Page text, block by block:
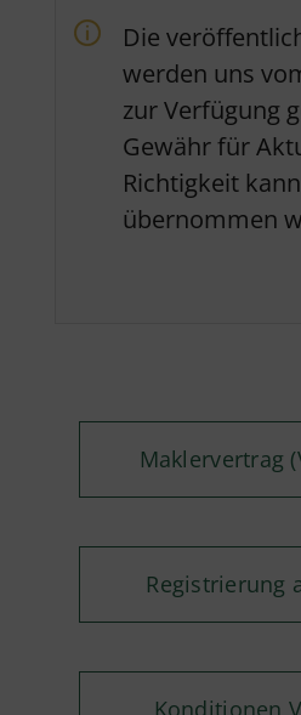
Die
werden uns
zur Verfügung
Gewähr für
Richtigkeit
übernommen
Maklervertrag
Registrierung
Konditionen